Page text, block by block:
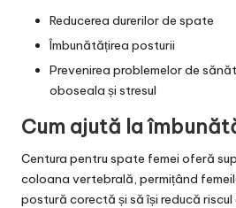
Reducerea durerilor de spate
Îmbunătățirea posturii
Prevenirea problemelor de
oboseala și stresul
Cum ajută la
Centura pentru spate femei oferă
coloana vertebrală, permițând
postură corectă și să își reducă